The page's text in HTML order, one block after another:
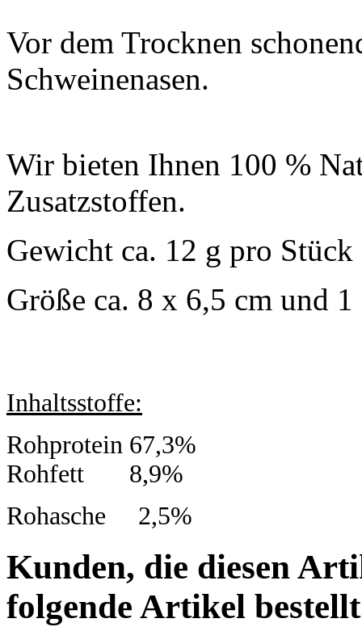
Vor dem Trocknen
Schweinenasen.
Wir bieten Ihnen 100 %
Zusatzstoffen.
Gewicht ca. 12 g pro Stück
Größe ca. 8 x 6,5 cm und
Inhaltsstoffe:
Rohprotein 67,3%
Rohfett 8,9%
Rohasche 2,5%
Kunden, die diesen
folgende Artikel